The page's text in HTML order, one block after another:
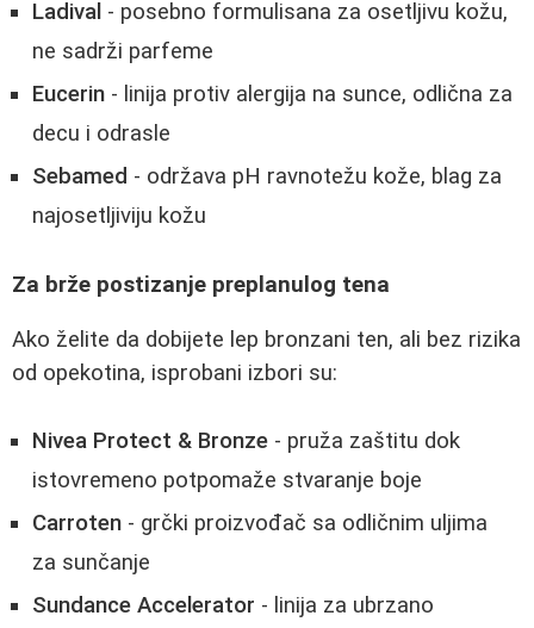
Ladival - posebno formulisana za osetljivu kožu,
ne sadrži parfeme
Eucerin - linija protiv alergija na sunce, odlična za
decu i odrasle
Sebamed - održava pH ravnotežu kože, blag za
najosetljiviju kožu
Za brže postizanje preplanulog tena
Ako želite da dobijete lep bronzani ten, ali bez rizika
od opekotina, isprobani izbori su:
Nivea Protect & Bronze - pruža zaštitu dok
istovremeno potpomaže stvaranje boje
Carroten - grčki proizvođač sa odličnim uljima
za sunčanje
Sundance Accelerator - linija za ubrzano